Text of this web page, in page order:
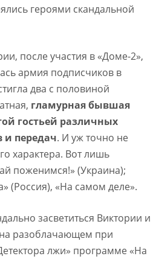
героями скандальной
после участия в «Доме-2»,
армия подписчиков в
два с половиной
гламурная бывшая
гостьей различных
и передач. И уж точно не
характера. Вот лишь
поженимся!» (Украина);
(Россия), «На самом деле».
засветиться Виктории и
разоблачающем при
лжи» программе «На